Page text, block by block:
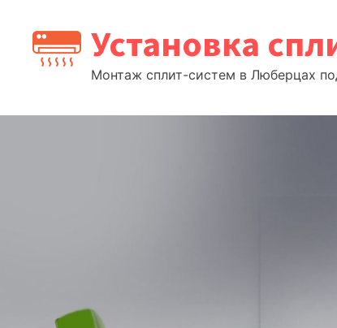
содержимому Установка
Монтаж сплит-систем в Люберцах